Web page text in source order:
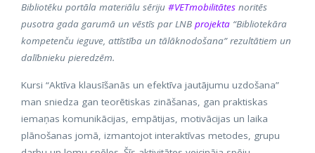
Bibliotēku portāla materiālu sēriju #VETmobilitātes noritēs
pusotra gada garumā un vēstīs par LNB projekta “Bibliotekāra
kompetenču ieguve, attīstība un tālāknodošana” rezultātiem un
dalībnieku pieredzēm.
Kursi “Aktīva klausīšanās un efektīva jautājumu uzdošana”
man sniedza gan teorētiskas zināšanas, gan praktiskas
iemaņas komunikācijas, empātijas, motivācijas un laika
plānošanas jomā, izmantojot interaktīvas metodes, grupu